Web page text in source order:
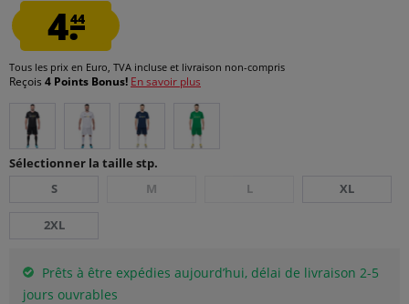
4.44
Tous les prix en Euro, TVA incluse et livraison non-compris
Reçois 4 Points Bonus! En savoir plus
Sélectionner la taille stp.
S
M L XL
2XL
Prêts à être expédies aujourd’hui, délai de livraison 2-5
jours ouvrables